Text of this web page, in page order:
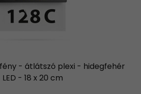
- átlátszó plexi - hidegfehér
LED - 18 x 20 cm